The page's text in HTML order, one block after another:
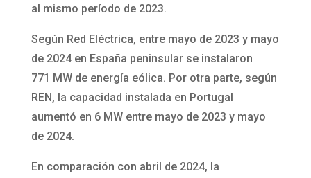
al mismo período de 2023.
Según Red Eléctrica, entre mayo de 2023 y mayo
de 2024 en España peninsular se instalaron
771 MW de energía eólica. Por otra parte, según
REN, la capacidad instalada en Portugal
aumentó en 6 MW entre mayo de 2023 y mayo
de 2024.
En comparación con abril de 2024, la